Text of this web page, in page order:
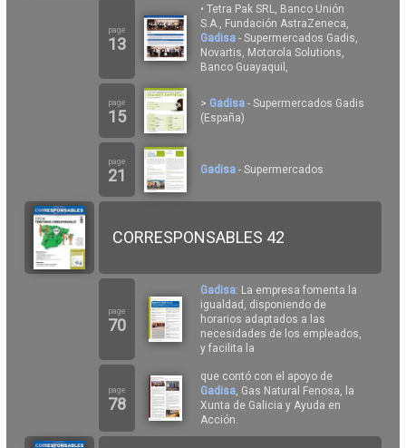
page
13
• Tetra Pak SRL, Banco Unión
S.A., Fundación AstraZeneca,
Gadisa - Supermercados Gadis,
Novartis, Motorola Solutions,
Banco Guayaquil,
page
15
> Gadisa - Supermercados Gadis
(España)
page
21 Gadisa - Supermercados
CORRESPONSABLES 42
page
70
Gadisa: La empresa fomenta la
igualdad, disponiendo de
horarios adaptados a las
necesidades de los empleados,
y facilita la
page
78
que contó con el apoyo de
Gadisa, Gas Natural Fenosa, la
Xunta de Galicia y Ayuda en
Acción.